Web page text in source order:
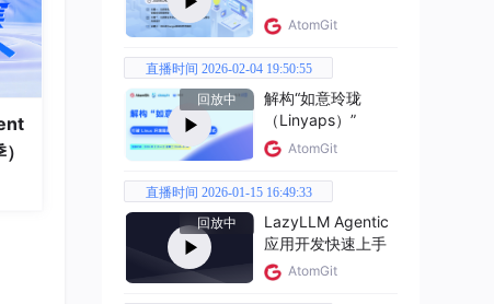
AtomGit
直播时间 2026-02-04 19:50:55
回放中
解构“如意玲珑
（Linyaps）”
AtomGit
直播时间 2026-01-15 16:49:33
回放中
LazyLLM Agentic
应用开发快速上手
AtomGit